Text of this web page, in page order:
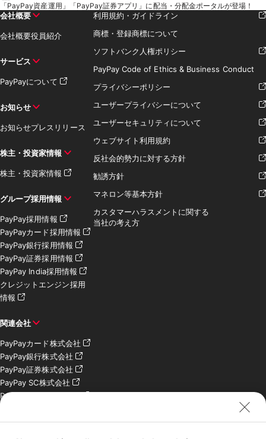
「PayPay資産運用」「PayPay証券アプリ」に配当・分配金ポータルが登場！
会社概要
会社概要役員紹介
サービス
PayPayについて
お知らせ
お知らせプレスリリース
株主・投資家情報
株主・投資家情報
グループ採用情報
PayPay採用情報
PayPayカード採用情報
PayPay銀行採用情報
PayPay証券採用情報
PayPay India採用情報
クレジットエンジン採用
情報
関連会社
PayPayカード株式会社
PayPay銀行株式会社
PayPay証券株式会社
PayPay SC株式会社
PayPay India Pvt. Ltd.
会社
利用規約・ガイドライン
商標・登録商標について
ソフトバンク人権ポリシー
PayPay Code of Ethics & Business Conduct
プライバシーポリシー
ユーザープライバシーについて
ユーザーセキュリティについて
ウェブサイト利用規約
反社会的勢力に対する方針
勧誘方針
マネロン等基本方針
カスタマーハラスメントに関する
当社の考え方